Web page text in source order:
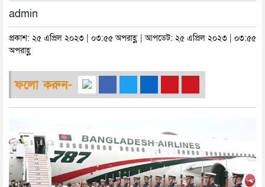
admin
প্রকাশ: ২৫ এপ্রিল ২০২৩ | ০৩:৫৫ অপরাহ্ণ | আপডেট: ২৫ এপ্রিল ২০২৩ | ০৩:৫৫
অপরাহ্ণ
ফলো করুন-